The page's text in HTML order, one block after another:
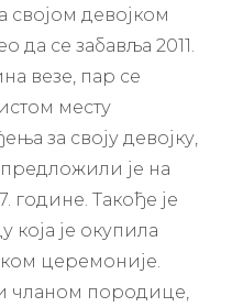
својом девојком
да се забавља 2011.
везе, пар се
месту
за своју девојку,
је на
године. Такође је
која је окупила
церемоније.
чланом породице,